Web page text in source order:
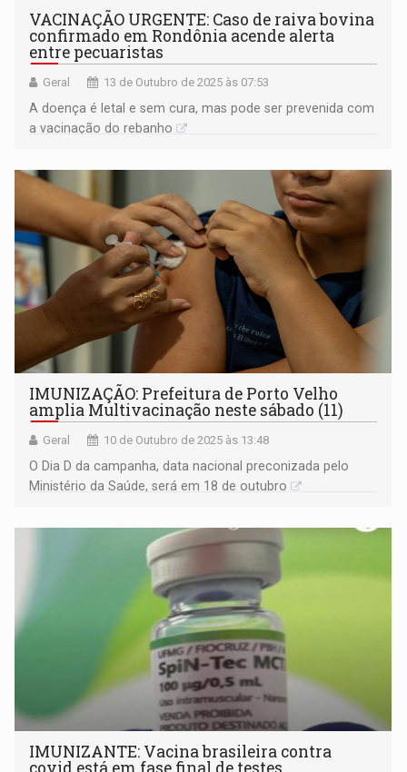
VACINAÇÃO URGENTE: Caso de raiva bovina
confirmado em Rondônia acende alerta
entre pecuaristas
Geral 13 de Outubro de 2025 às 07:53
A doença é letal e sem cura, mas pode ser prevenida com
a vacinação do rebanho
IMUNIZAÇÃO: Prefeitura de Porto Velho
amplia Multivacinação neste sábado (11)
Geral 10 de Outubro de 2025 às 13:48
O Dia D da campanha, data nacional preconizada pelo
Ministério da Saúde, será em 18 de outubro
IMUNIZANTE: Vacina brasileira contra